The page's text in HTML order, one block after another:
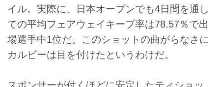
イル。実際に、日本オープンでも4日間を通し
ての平均フェアウェイキープ率は78.57％で出
場選手中1位だ。このショットの曲がらなさに
カルビーは目を付けたというわけだ。